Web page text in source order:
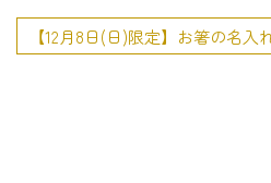
【12月8日(日)限定】お箸の名入